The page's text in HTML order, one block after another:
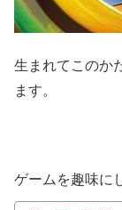
生まれてこのか
ます。
ゲームを趣味に